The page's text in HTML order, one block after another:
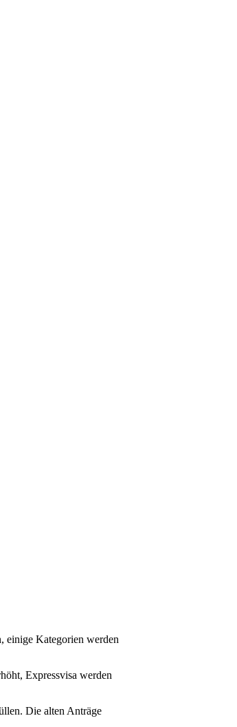
einige Kategorien werden
Expressvisa werden
Die alten Anträge